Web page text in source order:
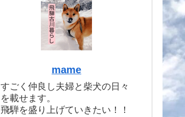
mame
すごく仲良し夫婦と柴犬の日々
を載せます。
飛騨を盛り上げていきたい！！